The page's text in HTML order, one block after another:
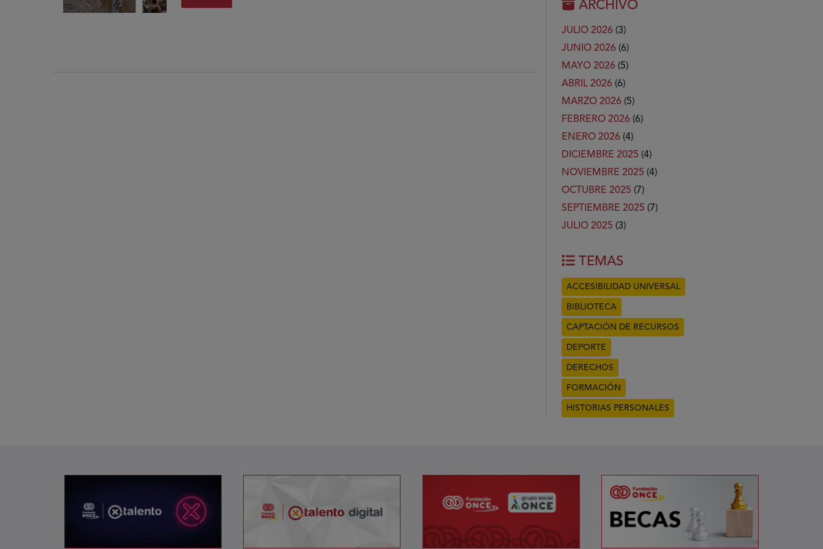
ARCHIVO
JULIO 2026 (3)
JUNIO 2026 (6)
MAYO 2026 (5)
ABRIL 2026 (6)
MARZO 2026 (5)
FEBRERO 2026 (6)
ENERO 2026 (4)
DICIEMBRE 2025 (4)
NOVIEMBRE 2025 (4)
OCTUBRE 2025 (7)
SEPTIEMBRE 2025 (7)
JULIO 2025 (3)
TEMAS
ACCESIBILIDAD UNIVERSAL
BIBLIOTECA
CAPTACIÓN DE RECURSOS
DEPORTE
DERECHOS
FORMACIÓN
HISTORIAS PERSONALES